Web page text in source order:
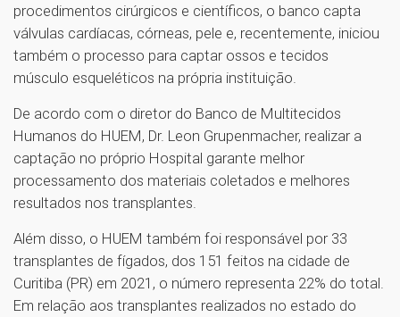
procedimentos cirúrgicos e científicos, o banco capta
válvulas cardíacas, córneas, pele e, recentemente, iniciou
também o processo para captar ossos e tecidos
músculo esqueléticos na própria instituição.
De acordo com o diretor do Banco de Multitecidos
Humanos do HUEM, Dr. Leon Grupenmacher, realizar a
captação no próprio Hospital garante melhor
processamento dos materiais coletados e melhores
resultados nos transplantes.
Além disso, o HUEM também foi responsável por 33
transplantes de fígados, dos 151 feitos na cidade de
Curitiba (PR) em 2021, o número representa 22% do total.
Em relação aos transplantes realizados no estado do